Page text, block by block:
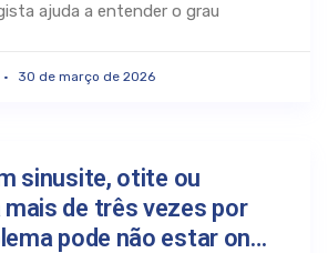
ajuda a entender o grau
30 de março de 2026
sinusite, otite ou
mais de três vezes por
pode não estar onde